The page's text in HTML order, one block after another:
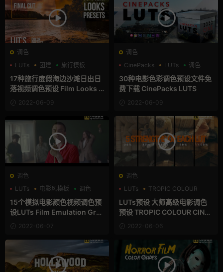
调色
LUTs
团建 旅行模板
17种旅行度假海边沙滩日出日
落视频调色预设 Film Looks L
uts 2022-06-09
调色
CinePacks
LUTs 调色
30种电影色彩调色预设文件免
费下载 CinePacks LUTS
2022-06-09
调色
LUTs
电影风模板 调色
15个模拟电影颜色视频调色预
设LUTs Film Emulation Gra
des2022-06-07
调色
LUTs
TROPIC COLOUR
电影风模板
LUTs预设 大师高级电影调色
预设 TROPIC COLOUR CINE
MATIC LOOKS
2022-06-06